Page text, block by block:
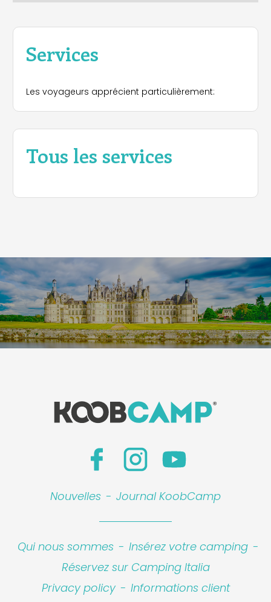
Services
Les voyageurs apprécient particulièrement:
Tous les services
Nouvelles - Journal KoobCamp
Qui nous sommes - Insérez votre camping -
Réservez sur Camping Italia
Privacy policy - Informations client